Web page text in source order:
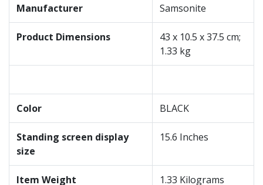
Manufacturer ‎Samsonite
Product Dimensions
‎43 x 10.5 x 37.5 cm;
1.33 kg
Color BLACK
Standing screen display
size
‎15.6 Inches
Item Weight ‎1.33 Kilograms